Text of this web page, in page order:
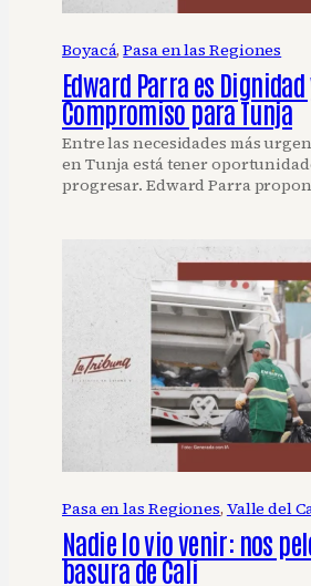
Boyacá, Pasa en las Regiones
Edward Parra es Dignidad
Compromiso para Tunja
Entre las necesidades más
en Tunja está tener
progresar. Edward Parra
Pasa en las Regiones, Valle del
Nadie lo vio venir: nos
basura de Cali